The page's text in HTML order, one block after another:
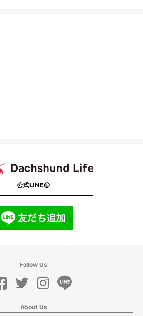
公式LINE@
Follow Us
About Us